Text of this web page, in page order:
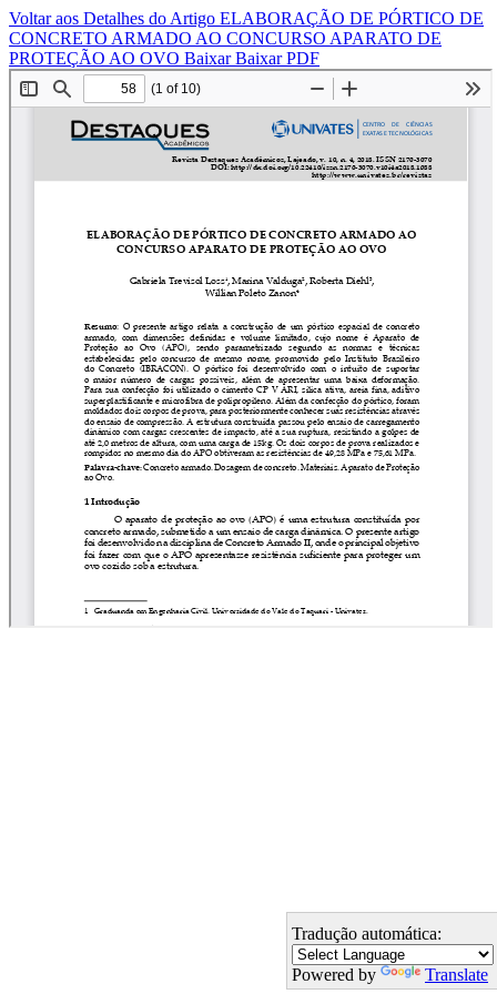
Voltar aos Detalhes do Artigo ELABORAÇÃO DE PÓRTICO DE
CONCRETO ARMADO AO CONCURSO APARATO DE
PROTEÇÃO AO OVO BaixarBaixar PDF
Tradução automática:
Powered by Translate